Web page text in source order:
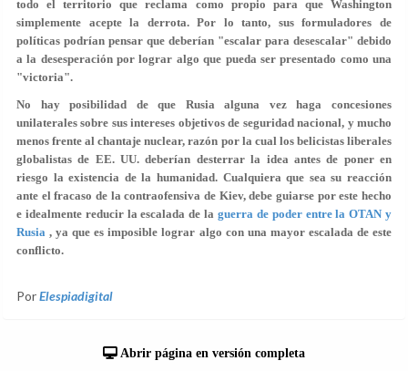
todo el territorio que reclama como propio para que Washington
simplemente acepte la derrota. Por lo tanto, sus formuladores de
políticas podrían pensar que deberían "escalar para desescalar" debido
a la desesperación por lograr algo que pueda ser presentado como una
"victoria".
No hay posibilidad de que Rusia alguna vez haga concesiones
unilaterales sobre sus intereses objetivos de seguridad nacional, y mucho
menos frente al chantaje nuclear, razón por la cual los belicistas liberales
globalistas de EE. UU. deberían desterrar la idea antes de poner en
riesgo la existencia de la humanidad. Cualquiera que sea su reacción
ante el fracaso de la contraofensiva de Kiev, debe guiarse por este hecho
e idealmente reducir la escalada de la guerra de poder entre la OTAN y
Rusia , ya que es imposible lograr algo con una mayor escalada de este
conflicto.
PorElespiadigital
Abrir página en versión completa